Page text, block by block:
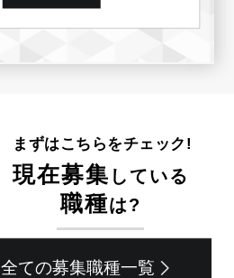
まずはこちらをチェック!
現在募集 している
職種は?
全ての募集職種一覧